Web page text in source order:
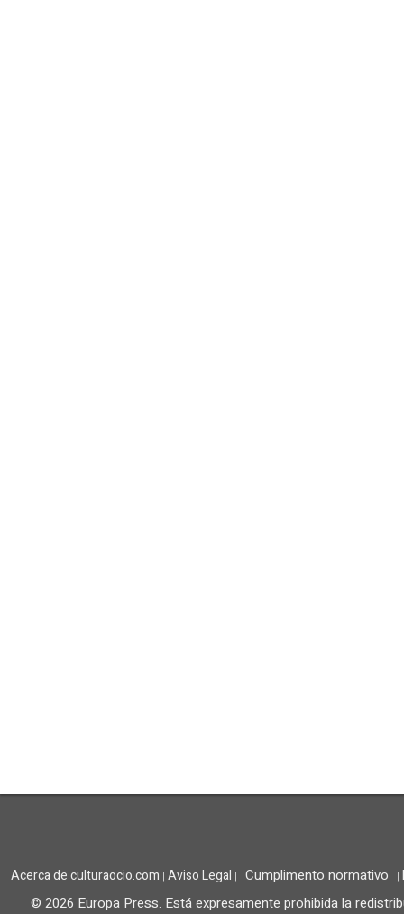
Acerca de culturaocio.com | Aviso Legal | Cumplimento normativo |
© 2026 Europa Press. Está expresamente prohibida la